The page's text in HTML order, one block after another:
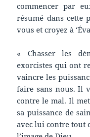
commencer par
résumé dans cette
vous et croyez à
« Chasser les
exorcistes qui ont
vaincre les
faire sans nous. Il
contre le mal. Il
sa puissance de
avec lui contre tout